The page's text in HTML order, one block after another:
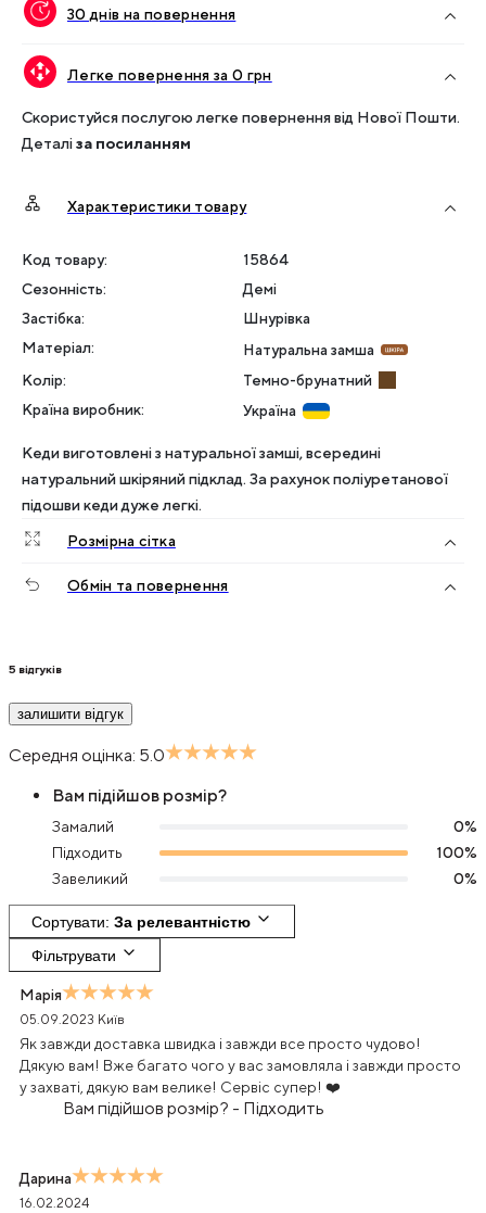
30 днів на повернення
Легке повернення за 0 грн
Скористуйся послугою легке повернення від Нової Пошти.
Деталіза посиланням
Характеристики товару
Код товару:
15864
Сезонність:
Демі
Застібка:
Шнурівка
Матеріал:
Натуральна замша
Колір:
Темно-брунатний
Країна виробник: Україна
Кеди виготовлені з натуральної замші, всередині
натуральний шкіряний підклад. За рахунок поліуретанової
підошви кеди дуже легкі.
Розмірна сітка
Обмін та повернення
5 відгуків
залишити відгук
Середня оцінка: 5.0
Вам підійшов розмір?
Замалий 0%
Підходить
100%
Завеликий
0%
Сортувати За релевантністю
Фільтрувати
Марія
05.09.2023 Київ
Як завжди доставка швидка і завжди все просто чудово!
Дякую вам! Вже багато чого у вас замовляла і завжди просто
у захваті, дякую вам велике! Сервіс супер! ❤️
Вам підійшов розмір? - Підходить
Дарина
16.02.2024